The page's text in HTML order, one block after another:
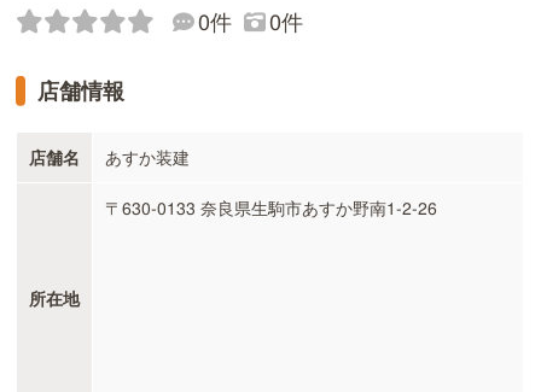
0件 0件
店舗情報
店舗名 あすか装建
所在地
〒630-0133 奈良県生駒市あすか野南1-2-26